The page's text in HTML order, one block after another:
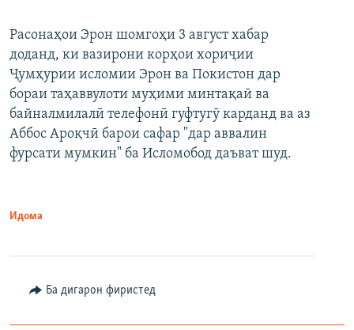
Расонаҳои Эрон шомгоҳи 3 август хабар
доданд, ки вазирони корҳои хориҷии
Ҷумҳурии исломии Эрон ва Покистон дар
бораи таҳаввулоти муҳими минтақаӣ ва
байналмилалӣ телефонӣ гуфтугӯ карданд ва аз
Аббос Ароқчӣ барои сафар "дар аввалин
фурсати мумкин" ба Исломобод даъват шуд.
Идома
Ба дигарон фиристед